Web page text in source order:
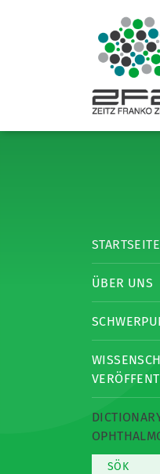
STARTSEITE
ÜBER UNS
SÖK